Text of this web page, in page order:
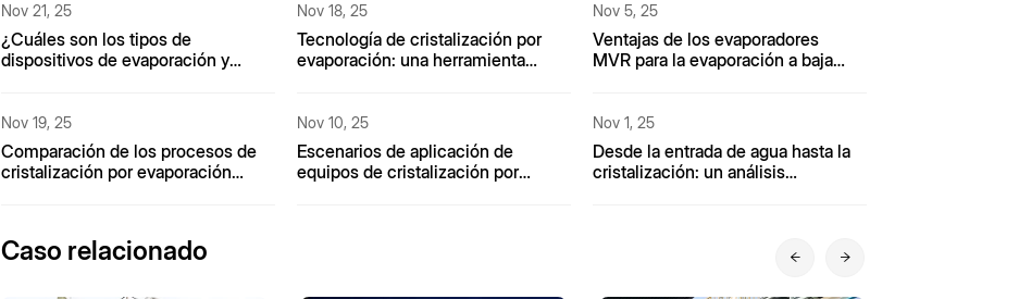
Nov 21, 25
¿Cuáles son los tipos de
dispositivos de evaporación y
Nov 19, 25
Comparación de los procesos de
cristalización por evaporación
Nov 18, 25
Tecnología de cristalización por
evaporación: una herramienta
Nov 10, 25
Escenarios de aplicación de
equipos de cristalización por
Nov 5, 25
Ventajas de los evaporadores
MVR para la evaporación a baja
sensibles al calor.
Nov 1, 25
Desde la entrada de agua hasta la
cristalización: un análisis
Caso relacionado